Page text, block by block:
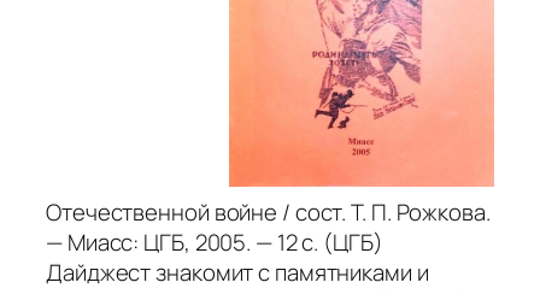
Отечественной войне / сост. Т. П. Рожкова.
— Миасс: ЦГБ, 2005. — 12 с. (ЦГБ)
Дайджест знакомит с памятниками и